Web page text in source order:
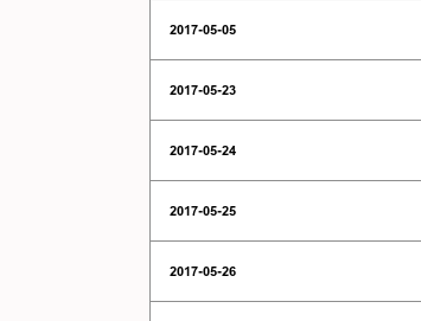
2017-05-05
2017-05-23
2017-05-24
2017-05-25
2017-05-26